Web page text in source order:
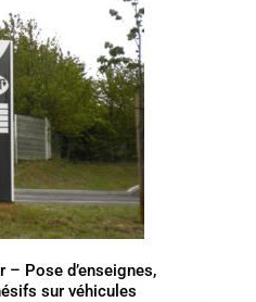
Pose d’enseignes,
sur véhicules